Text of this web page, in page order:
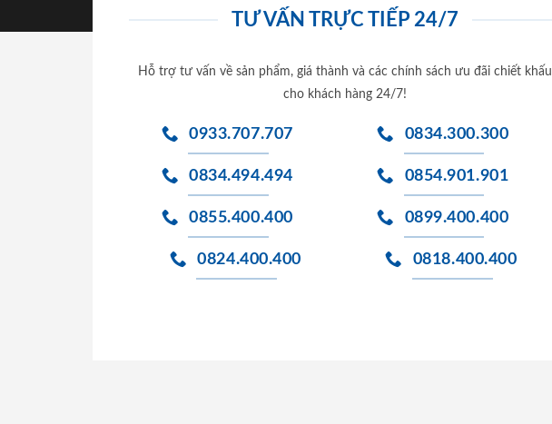
TƯ VẤN TRỰC TIẾP 24/7
Hỗ trợ tư vấn về sản phẩm, giá thành và các chính sách ưu đãi chiết khấu
cho khách hàng 24/7!
0933.707.707
0834.494.494
0855.400.400
0824.400.400
0834.300.300
0854.901.901
0899.400.400
0818.400.400